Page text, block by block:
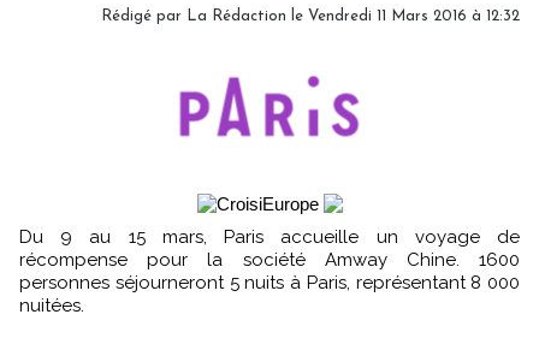
Rédigé par La Rédaction le Vendredi 11 Mars 2016 à 12:32
Du 9 au 15 mars, Paris accueille un voyage de
récompense pour la société Amway Chine. 1600
personnes séjourneront 5 nuits à Paris, représentant 8 000
nuitées.